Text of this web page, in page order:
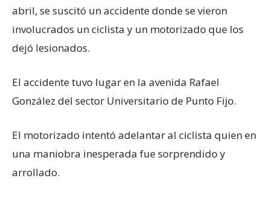
abril, se suscitó un accidente donde se vieron
involucrados un ciclista y un motorizado que los
dejó lesionados.
El accidente tuvo lugar en la avenida Rafael
González del sector Universitario de Punto Fijo.
El motorizado intentó adelantar al ciclista quien en
una maniobra inesperada fue sorprendido y
arrollado.